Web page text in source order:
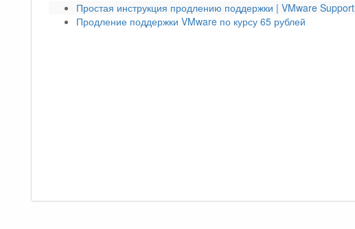
Простая инструкция продлению поддержки | VMware Support
Продление поддержки VMware по курсу 65 рублей